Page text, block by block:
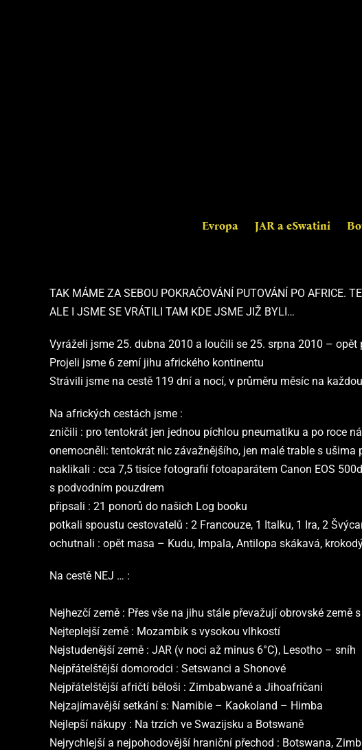
Evropa JAR a eSwatini
TAK MÁME ZA SEBOU POKRAČOVÁNÍ PUTOVÁNÍ PO AFRICE.
ALE I JSME SE VRÁTILI TAM KDE JSME JIŽ BYLI…
Vyráželi jsme 25. dubna 2010 a loučili se 25. srpna 2010 –
Projeli jsme 6 zemí jihu afrického kontinentu
Strávili jsme na cestě 119 dní a nocí, v průměru měsíc na
Na afrických cestách jsme :
zničili : pro tentokrát jen jednou píchlou pneumatiku a po roce
onemocněli: tentokrát nic závažnějšího, jen malé trable s ušima
naklikali : cca 7,5 tisíce fotografií fotoaparátem Canon EOS
s podvodním pouzdrem
připsali : 21 ponorů do našich Log booku
potkali spoustu cestovatelů : 2 Francouze, 1 Italku, 1 Ira, 2
ochutnali : opět masa – Kudu, Impala, Antilopa skákavá,
Na cestě NEJ … :
Nejhezčí země : Přes vše na jihu stále převažují obrovské
Nejteplejší země : Mozambik s vysokou vlhkostí
Nejstudenější země : JAR (v noci až minus 6°C), Lesotho – sníh
Nejpřátelštější domorodci : Setswanci a Shonové
Nejpřátelštější afričtí běloši : Zimbabwané a Jihoafričani
Nejzajímavější setkání s: Namibie – Kaokoland – Himba
Nejlepší nákupy : Na trzích ve Swazijsku a Botswaně
Nejrychlejší a nejpohodovější hraniční přechod : Botswana,